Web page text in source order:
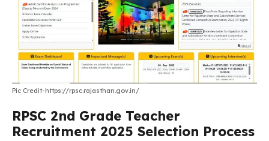
Pic Credit-https://rpsc.rajasthan.gov.in/
RPSC 2nd Grade Teacher
Recruitment 2025 Selection Process